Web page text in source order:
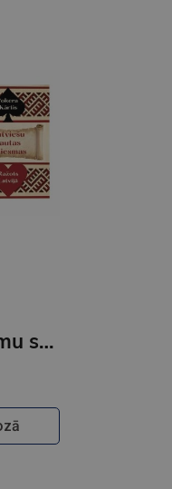
Tautasdziesmu spēļu kārtis